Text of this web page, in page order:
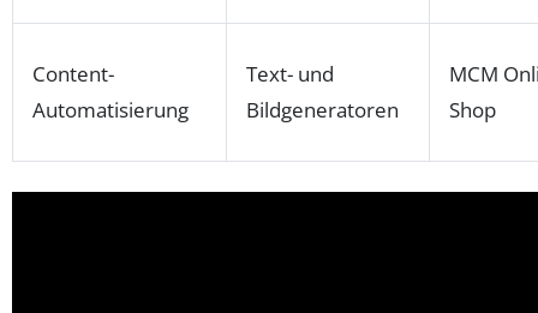
Content-
Automatisierung
Text- und
Bildgeneratoren
MCM
Shop